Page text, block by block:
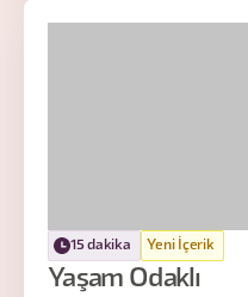
15 dakika Yeni İçerik
Yaşam Odaklı